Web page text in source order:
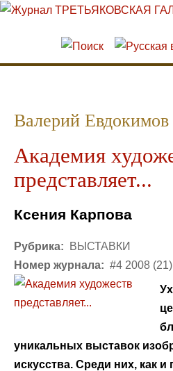
Перейти к основному
Skip to search
Валерий Евдокимов
Академия
представляет...
Ксения Карпова
Рубрика:
ВЫСТАВКИ
Номер журнала: #4 2008 (21)
уникальных выставок
искусства. Среди них, как